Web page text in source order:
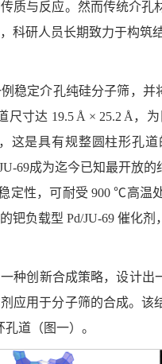
质与反应。然而传统介
科研人员长期致力于构筑
稳定介孔纯硅分子筛，并
寸达 19.5 Å × 25.2 Å，
这是具有规整圆柱形孔
69成为迄今已知最开放
定性，可耐受 900 ℃高温
钯负载型 Pd/JU-69 催化
种创新合成策略，设计
应用于分子筛的合成。
道（图一）。